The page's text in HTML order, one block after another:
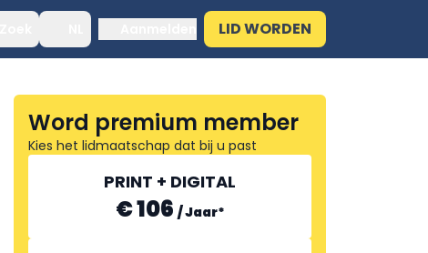
LID WORDEN
Word premium member
Kies het lidmaatschap dat bij u past
PRINT + DIGITAL
€ 106 /Jaar*